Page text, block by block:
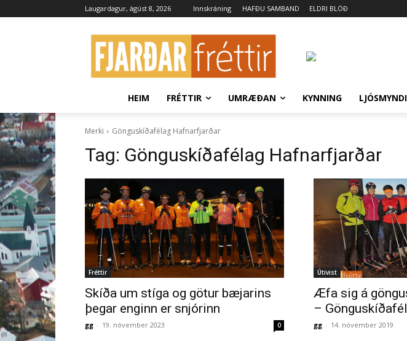
Laugardagur, ágúst 8, 2026 Innskráning HAFÐU SAMBAND ELDRI BLÖÐ
HEIM FRÉTTIR UMRÆÐAN KYNNING
Merki Gönguskíðafélag Hafnarfjarðar
Tag: Gönguskíðafélag Hafnarfjarðar
Fréttir
Skíða um stíga og götur bæjarins
þegar enginn er snjórinn
gg - 19. nóvember 2023 0
Útivist
Æfa sig á
–
gg - 14. nóvember 2019